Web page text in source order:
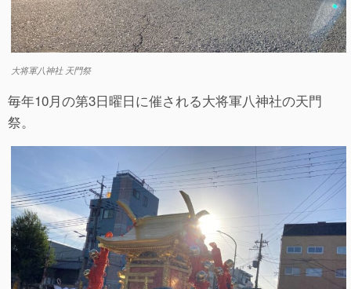
大将軍八神社 天門祭
毎年10月の第3日曜日に催される大将軍八神社の天門
祭。